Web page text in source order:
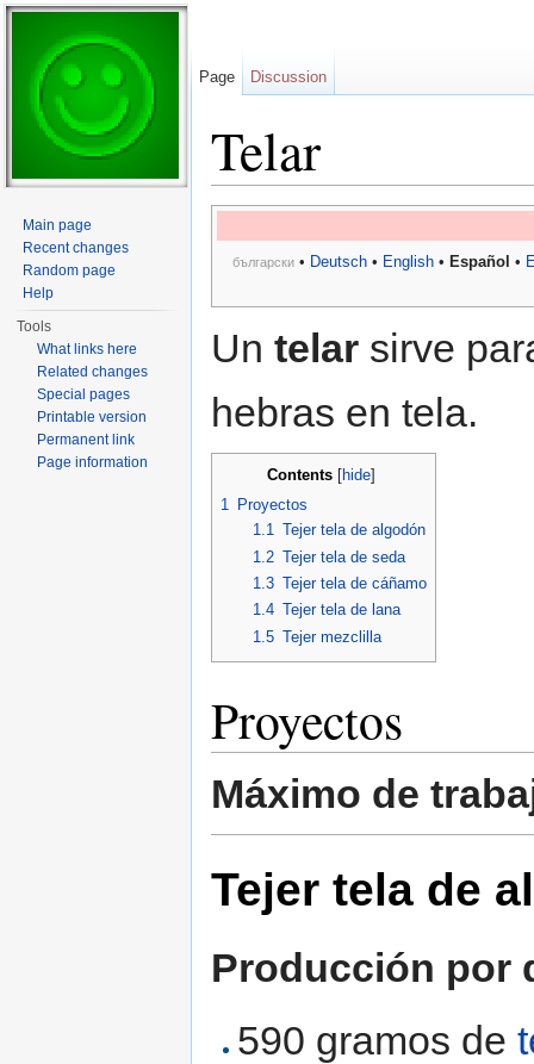
Telar
български• Deutsch• English• Español •
Un telar sirve
hebras en tela.
Contents hide
1 Proyectos
1.1 Tejer tela de algodón
1.2 Tejer tela de seda
1.3 Tejer tela de cáñamo
1.4 Tejer tela de lana
1.5 Tejer mezclilla
Proyectos
Máximo de
Tejer tela de
Producción por
590 gramos de
Page Discussion
Main page
Recent changes
Random page
Help
Tools
What links here
Related changes
Special pages
Printable version
Permanent link
Page information